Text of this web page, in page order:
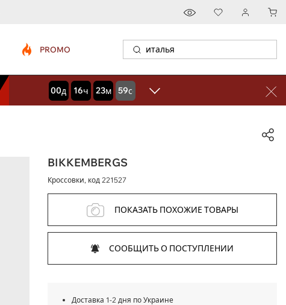
PROMO
00дней
16часов
23минут
58секунд
BIKKEMBERGS
Кроссовки, код221527
ПОКАЗАТЬ ПОХОЖИЕ ТОВАРЫ
СООБЩИТЬ О ПОСТУПЛЕНИИ
Доставка 1-2 дня по Украине